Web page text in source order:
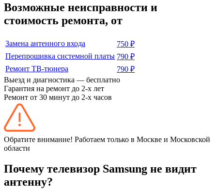
Возможные неисправности и
стоимость ремонта, от
Замена антенного входа
750 ₽
Перепрошивка системной платы 790 ₽
Ремонт ТВ-тюнера
790 ₽
Выезд и диагностика — бесплатно
Гарантия на ремонт до 2-х лет
Ремонт от 30 минут до 2-х часов
Обратите внимание! Работаем только в Москве и Московской
области
Почему телевизор Samsung не видит
антенну?